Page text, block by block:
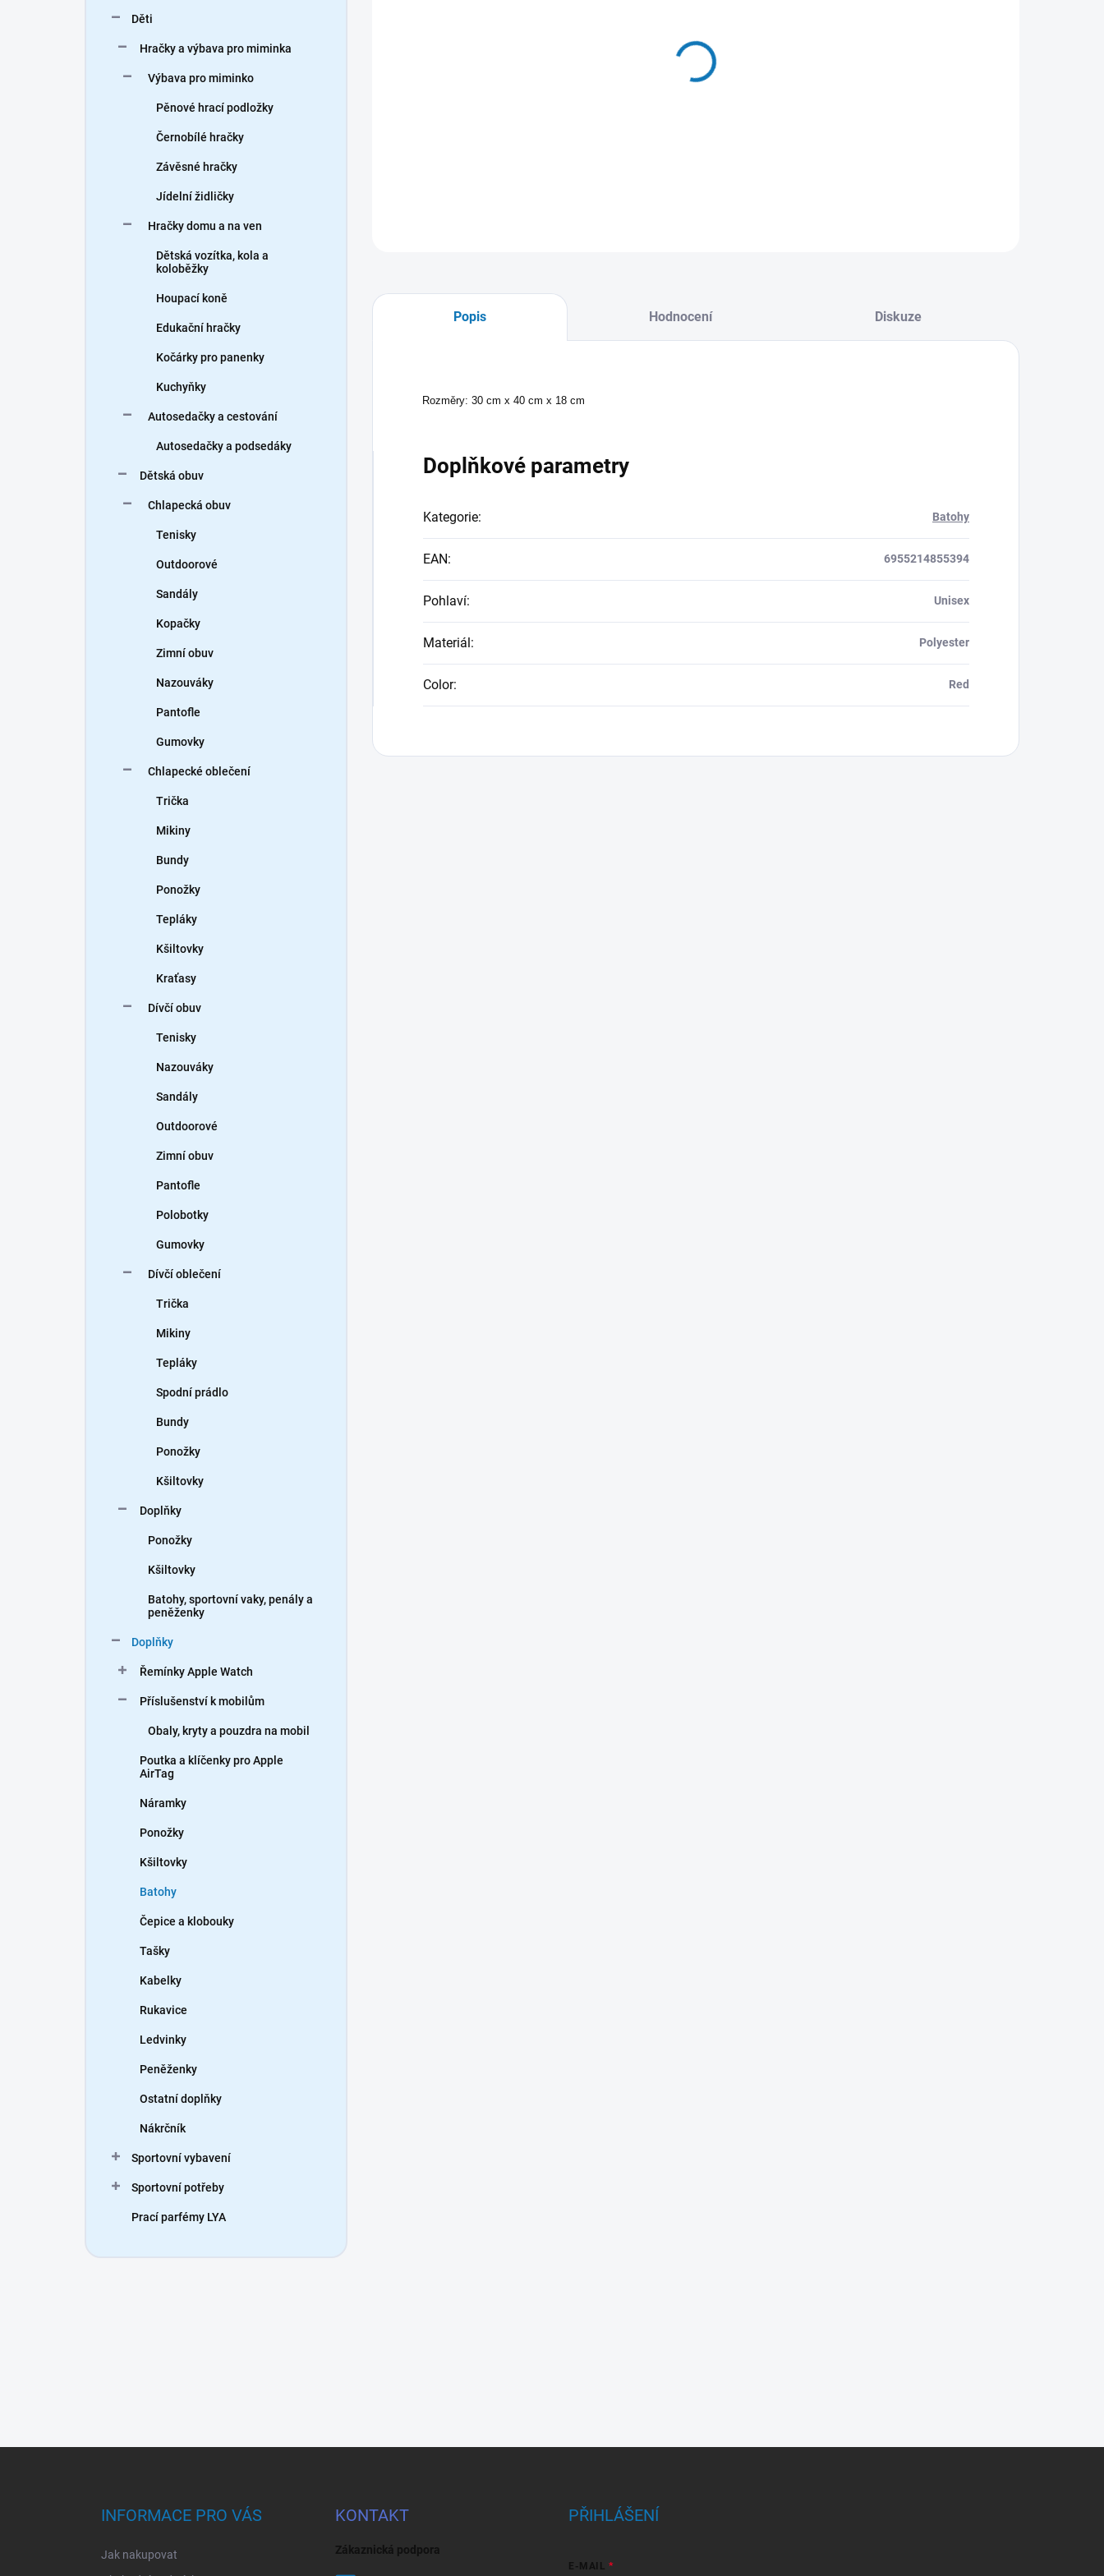
Děti
Hračky a výbava pro miminka
Výbava pro miminko
Pěnové hrací podložky
Černobílé hračky
Závěsné hračky
Jídelní židličky
Hračky domu a na ven
Dětská vozítka, kola a
koloběžky
Houpací koně
Edukační hračky
Kočárky pro panenky
Kuchyňky
Autosedačky a cestování
Autosedačky a podsedáky
Dětská obuv
Chlapecká obuv
Tenisky
Outdoorové
Sandály
Kopačky
Zimní obuv
Nazouváky
Pantofle
Gumovky
Chlapecké oblečení
Trička
Mikiny
Bundy
Ponožky
Tepláky
Kšiltovky
Kraťasy
Dívčí obuv
Tenisky
Nazouváky
Sandály
Outdoorové
Zimní obuv
Pantofle
Polobotky
Gumovky
Dívčí oblečení
Trička
Mikiny
Tepláky
Spodní prádlo
Bundy
Ponožky
Kšiltovky
Doplňky
Ponožky
Kšiltovky
Batohy, sportovní vaky, penály a
peněženky
Doplňky
Řemínky Apple Watch
Příslušenství k mobilům
Obaly, kryty a pouzdra na mobil
Poutka a klíčenky pro Apple
AirTag
Náramky
Ponožky
Kšiltovky
Batohy
Čepice a klobouky
Tašky
Kabelky
Rukavice
Ledvinky
Peněženky
Ostatní doplňky
Nákrčník
Sportovní vybavení
Sportovní potřeby
Prací parfémy LYA
14.8.2026
Popis Hodnocení Diskuze
Rozměry: 30 cm x 40 cm x 18 cm
Doplňkové parametry
Kategorie: Batohy
EAN: 6955214855394
Pohlaví: Unisex
Materiál: Polyester
Color: Red
INFORMACE PRO VÁS
Jak nakupovat
KONTAKT
Zákaznická podpora
PŘIHLÁŠENÍ
E-MAIL